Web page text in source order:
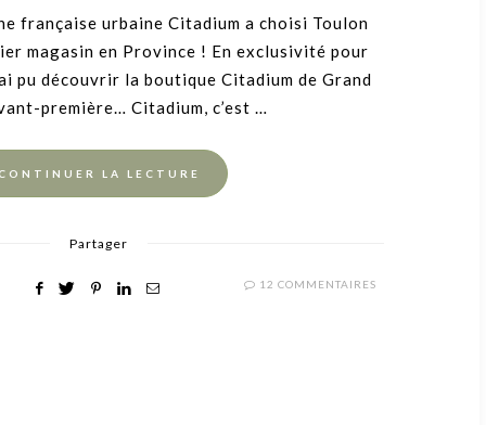
française urbaine Citadium a choisi Toulon
magasin en Province ! En exclusivité pour
pu découvrir la boutique Citadium de Grand
première… Citadium, c’est …
CONTINUER LA LECTURE
Partager
12 COMMENTAIRES